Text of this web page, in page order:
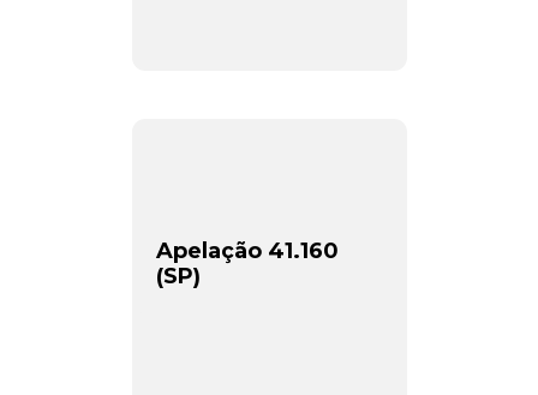
Apelação 41.160
(SP)